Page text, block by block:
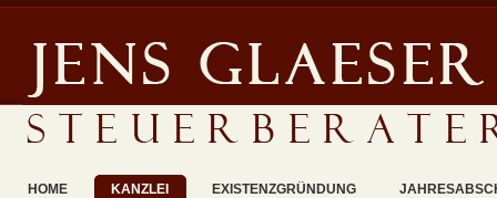
HOME KANZLEI EXISTENZGRÜNDUNG